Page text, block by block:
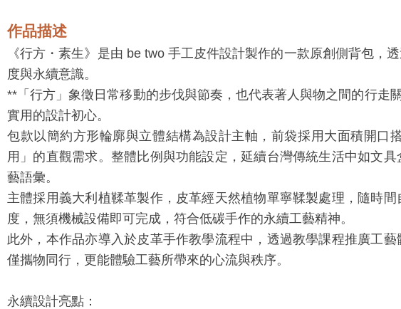
作品描述
《行方・素生》是由 be two 手工皮件設計製作的一款原創側背包
度與永續意識。
**「行方」象徵日常移動的步伐與節奏，也代表著人與物之間的行
實用的設計初心。
包款以簡約方形輪廓與立體結構為設計主軸，前袋採用大面積開
用」的直觀需求。整體比例與功能設定，延續台灣傳統生活中如文
藝語彙。
主體採用義大利植鞣革製作，皮革經天然植物單寧鞣製處理，隨時
度，無須機械設備即可完成，符合低碳手作的永續工藝精神。
此外，本作品亦導入於皮革手作教學流程中，透過教學課程推廣工
僅攜物同行，更能體驗工藝所帶來的心流與秩序。
永續設計亮點：